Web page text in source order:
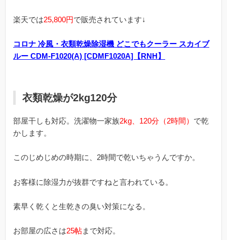
楽天では25,800円で販売されています↓
コロナ 冷風・衣類乾燥除湿機 どこでもクーラー スカイブ
ルー CDM-F1020(A) [CDMF1020A]【RNH】
衣類乾燥が2kg120分
部屋干しも対応。洗濯物一家族2kg、120分（2時間） で乾
かします。
このじめじめの時期に、2時間で乾いちゃうんですか。
お客様に除湿力が抜群ですねと言われている。
素早く乾くと生乾きの臭い対策になる。
お部屋の広さは25帖まで対応。